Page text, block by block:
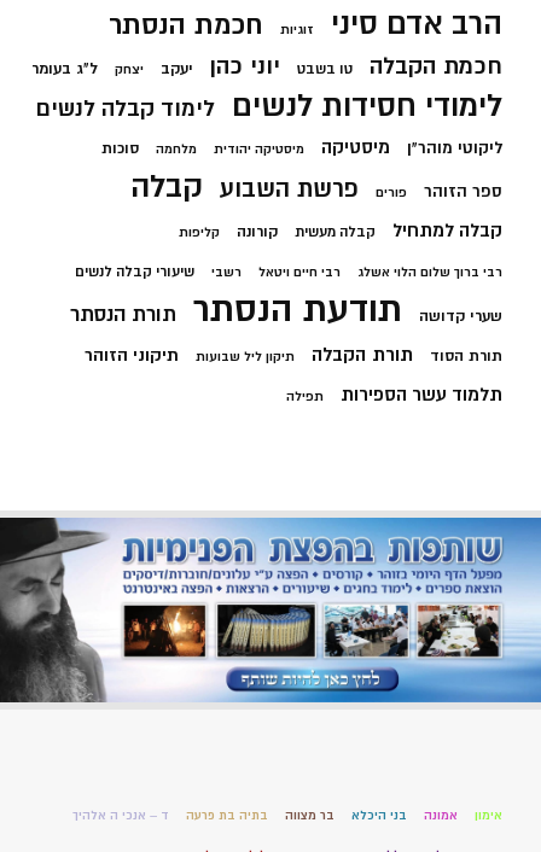
הרב אדם סיני זוגיות חכמת הנסתר
חכמת הקבלה טו בשבט יוני כהן יעקב יצחק ל"ג בעומר
לימודי חסידות לנשים לימוד קבלה לנשים
ליקוטי מוהר"ן מיסטיקה מיסטיקה יהודית מלחמה סוכות
ספר הזוהר פורים פרשת השבוע קבלה
קבלה למתחיל קבלה מעשית קורונה קליפות
רבי ברוך שלום הלוי אשלג רבי חיים ויטאל רשבי שיעורי קבלה לנשים
שערי קדושה תודעת הנסתר תורת הנסתר
תורת הסוד תורת הקבלה תיקון ליל שבועות תיקוני הזוהר
תלמוד עשר הספירות תפילה
אימון אמונה בני היכלא בר מצווה בתיה בת פרעה ד – אנכי ה אלהיך